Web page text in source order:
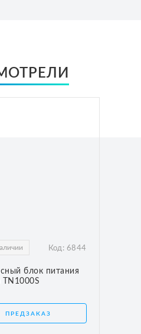
Код: 6844
блок питания
TN1000S
ПРЕДЗАКАЗ